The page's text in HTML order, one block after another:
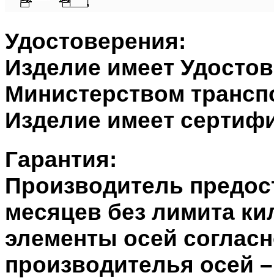
Удостоверения:
Изделие имеет
Министерством
Изделие имеет
Гарантия:
Производитель
месяцев без лимита
элементы осей
производителья осей